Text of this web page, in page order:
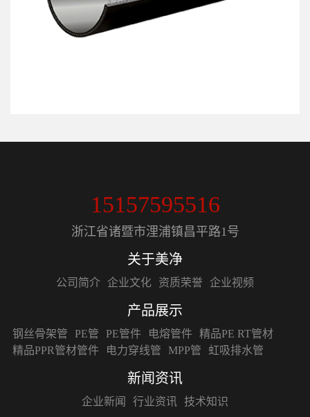
15157595516
浙江省诸暨市浬浦镇昌平路1号
关于美净
公司简介 企业文化 资质荣誉 企业视频
产品展示
钢丝骨架管 PE管 PE管件 电熔管件 精品PE RT管材
精品PPR管材管件
电力穿线管 MPP管 虹吸排水管
新闻资讯
企业新闻 行业资讯 技术知识